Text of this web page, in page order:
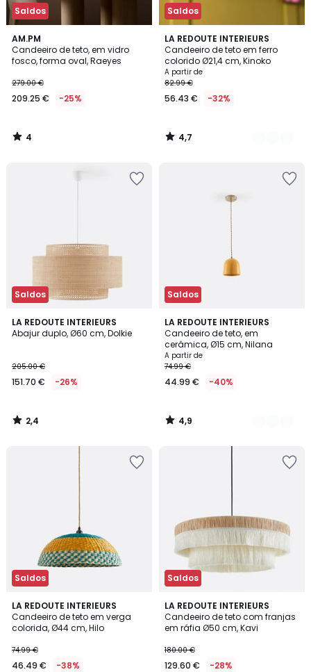
Saldos
AM.PM
Candeeiro de teto, em vidro
fosco, forma oval, Raeyes
279.00 €
209.25 € -25%
4
/
5
4
/
Saldos
LA REDOUTE INTERIEURS
Candeeiro de teto em ferro
colorido Ø21,4 cm, Kinoko
A partir de
82.99 €
56.43 € -32%
4,7
/ 5
4
Cores
4,7
/
Saldos
LA REDOUTE INTERIEURS
Abajur duplo, Ø60 cm, Dolkie
205.00 €
151.70 € -26%
2,4
/ 5
2,4
/
Saldos
LA REDOUTE INTERIEURS
Candeeiro de teto, em
cerâmica, Ø15 cm, Nilana
A partir de
74.99 €
44.99 € -40%
4,9
/ 5
5
Cores
4,9
/
Saldos
LA REDOUTE INTERIEURS
Candeeiro de teto em verga
colorida, Ø44 cm, Hilo
74.99 €
46.49 € -38%
3,6
/ 5
Saldos
LA REDOUTE INTERIEURS
Candeeiro de teto com franjas
em ráfia Ø50 cm, Kavi
180.00 €
129.60 € -28%
4,5
/ 5